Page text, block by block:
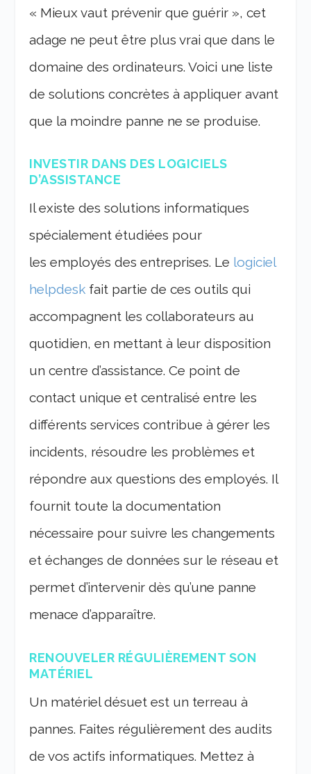
« Mieux vaut prévenir que guérir », cet
adage ne peut être plus vrai que dans le
domaine des ordinateurs. Voici une liste
de solutions concrètes à appliquer avant
que la moindre panne ne se produise.
INVESTIR DANS DES LOGICIELS
D’ASSISTANCE
Il existe des solutions informatiques
spécialement étudiées pour
les employés des entreprises. Le logiciel
helpdesk fait partie de ces outils qui
accompagnent les collaborateurs au
quotidien, en mettant à leur disposition
un centre d’assistance. Ce point de
contact unique et centralisé entre les
différents services contribue à gérer les
incidents, résoudre les problèmes et
répondre aux questions des employés. Il
fournit toute la documentation
nécessaire pour suivre les changements
et échanges de données sur le réseau et
permet d’intervenir dès qu’une panne
menace d’apparaître.
RENOUVELER RÉGULIÈREMENT SON
MATÉRIEL
Un matériel désuet est un terreau à
pannes. Faites régulièrement des audits
de vos actifs informatiques. Mettez à